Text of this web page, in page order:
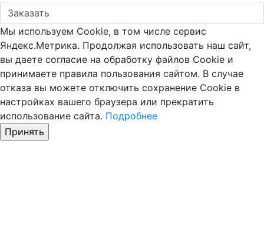
Мы используем Cookie, в том числе сервис
Яндекс.Метрика. Продолжая использовать наш сайт,
вы даете согласие на обработку файлов Cookie и
принимаете правила пользования сайтом. В случае
отказа вы можете отключить сохранение Cookie в
настройках вашего браузера или прекратить
использование сайта. Подробнее
Принять